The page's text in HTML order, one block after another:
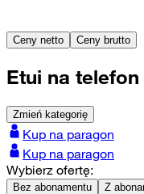
Ceny netto Ceny brutto
Etui na telefon
Zmień kategorię
Kup na paragon
Kup na paragon
Wybierz ofertę:
Bez abonamentu
Z